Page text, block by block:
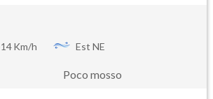
14Km/h Est NE
Poco mosso